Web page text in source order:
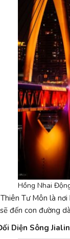
Hồng Nhai
Tư Môn là
đến con đường
Diện Sông